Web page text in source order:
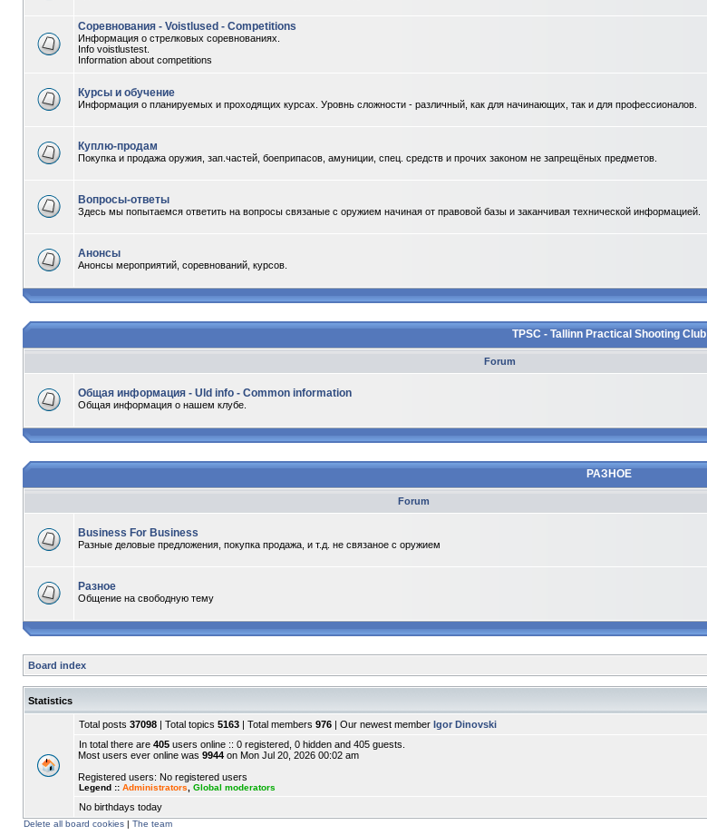
Соревнования - Voistlused - Competitions
Информация о стрелковых соревнованиях.
Info voistlustest.
Information about competitions
Курсы и обучение
Информация о планируемых и проходящих курсах. Уровнь сложности - различный, как для начинающих, так и для профессионалов.
Куплю-продам
Покупка и продажа оружия, зап.частей, боеприпасов, амуниции, спец. средств и прочих законом не запрещёных предметов.
Вопросы-ответы
Здесь мы попытаемся ответить на вопросы связаные с оружием начиная от правовой базы и заканчивая технической информацией.
Анонсы
Анонсы мероприятий, соревнований, курсов.
TPSC - Tallinn Practical Shooting Club
Forum
Общая информация - Uld info - Common information
Общая информация о нашем клубе.
РАЗНОЕ
Forum
Business For Business
Разные деловые предложения, покупка продажа, и т.д. не связаное с оружием
Разное
Общение на свободную тему
Board index
Statistics
Total posts 37098 | Total topics 5163 | Total members 976 | Our newest member Igor Dinovski
In total there are 405 users online :: 0 registered, 0 hidden and 405 guests.
Most users ever online was 9944 on Mon Jul 20, 2026 00:02 am
Registered users: No registered users
Legend :: Administrators Global moderators
No birthdays today
Delete all board cookies | The team